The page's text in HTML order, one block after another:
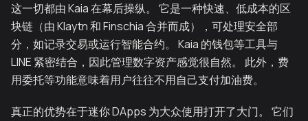
这一切都由 Kaia 在幕后操纵。 它是一种快速、低成本的区
块链（由 Klaytn 和 Finschia 合并而成），可处理安全部
分，如记录交易或运行智能合约。 Kaia 的钱包等工具与
LINE 紧密结合，因此管理数字资产感觉很自然。 此外，费
用委托等功能意味着用户往往不用自己支付加油费。
真正的优势在于迷你 DApps 为大众使用打开了大门。 它们